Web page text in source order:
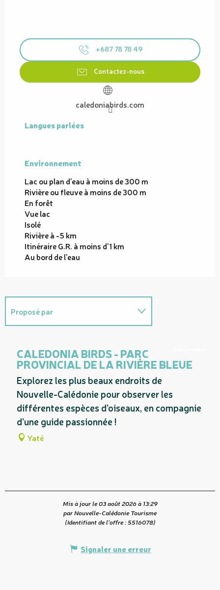
+687 78 78 49
Contactez-nous
caledoniabirds.com
Langues parlées
Langues parlées
Environnement
Environnement
Lac ou plan d'eau à moins de 300 m
Rivière ou fleuve à moins de 300 m
En forêt
Vue lac
Isolé
Rivière à -5 km
Itinéraire G.R. à moins d'1 km
Au bord de l'eau
Proposé par
Est une visite guidée de ...
CALEDONIA BIRDS - PARC
PROVINCIAL DE LA RIVIÈRE BLEUE
Explorez les plus beaux endroits de
Nouvelle-Calédonie pour observer les
différentes espèces d'oiseaux, en compagnie
d'une guide passionnée !
Yaté
Mis à jour le 03 août 2026 à 13:29
par Nouvelle-Calédonie Tourisme
(Identifiant de l'offre :5516078)
Signaler une erreur